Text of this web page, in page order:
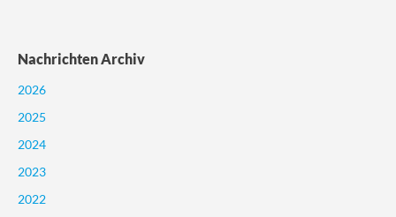
Nachrichten Archiv
2026
2025
2024
2023
2022